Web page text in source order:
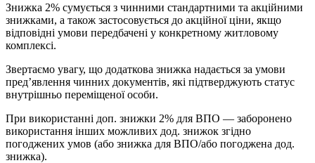
Знижка 2% сумується з чинними стандартними та акційними
знижками, а також застосовується до акційної ціни, якщо
відповідні умови передбачені у конкретному житловому
комплексі.
Звертаємо увагу, що додаткова знижка надається за умови
пред’явлення чинних документів, які підтверджують статус
внутрішньо переміщеної особи.
При використанні доп. знижки 2% для ВПО — заборонено
використання інших можливих дод. знижок згідно
погоджених умов (або знижка для ВПО/або погоджена дод.
знижка).